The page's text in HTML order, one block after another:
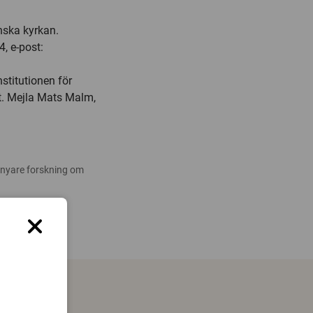
kyrkan.
e-post:
för
Mejla Mats Malm,
forskning om